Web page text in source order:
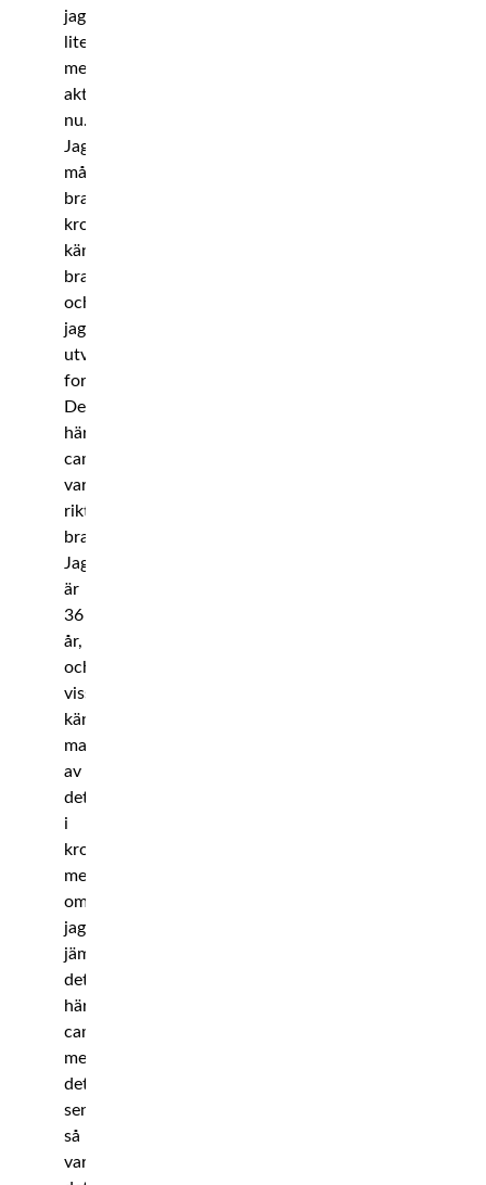
jag
lite
mer
aktiv
nu.
Jag
mår
bra,
kroppen
känns
bra,
och
jag
utvecklas
fortfarande.
Det
här
campet
var
riktigt
bra.
Jag
är
36
år,
och
visst
känner
man
av
det
i
kroppen,
men
om
jag
jämför
det
här
campet
med
det
senaste
så
var